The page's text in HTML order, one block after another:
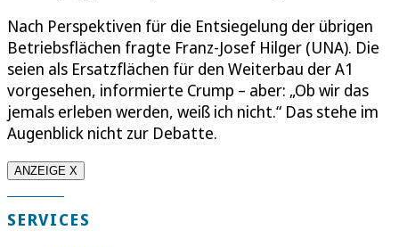
Nach Perspektiven für die Entsiegelung der übrigen
Betriebsflächen fragte Franz-Josef Hilger (UNA). Die
seien als Ersatzflächen für den Weiterbau der A1
vorgesehen, informierte Crump – aber: „Ob wir das
jemals erleben werden, weiß ich nicht.“ Das stehe im
Augenblick nicht zur Debatte.
ANZEIGE X
SERVICES